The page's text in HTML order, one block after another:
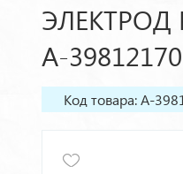
ЭЛЕКТРОД
A-
Код товара: A-